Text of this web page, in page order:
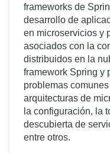
frameworks de
desarrollo de
en microservicios y
asociados con la
distribuidos en la
framework Spring y
problemas
arquitecturas de
la configuración, la
descubierta de
entre otros.